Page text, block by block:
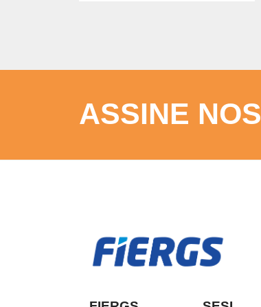
ASSINE